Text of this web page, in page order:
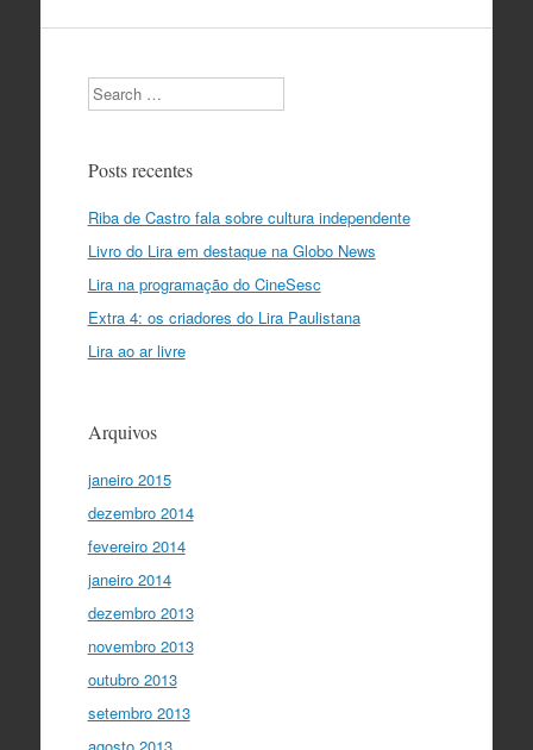
Search
Posts recentes
Riba de Castro fala sobre cultura independente
Livro do Lira em destaque na Globo News
Lira na programação do CineSesc
Extra 4: os criadores do Lira Paulistana
Lira ao ar livre
Arquivos
janeiro 2015
dezembro 2014
fevereiro 2014
janeiro 2014
dezembro 2013
novembro 2013
outubro 2013
setembro 2013